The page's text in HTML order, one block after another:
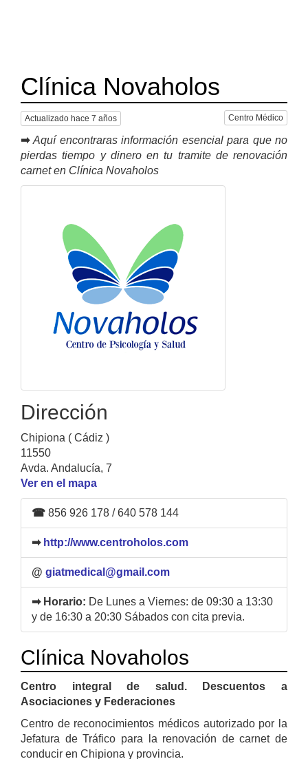
Clínica Novaholos
Actualizado hace 7 años Centro Médico
➡ Aquí encontraras información esencial para que no
pierdas tiempo y dinero en tu tramite de renovación
carnet en Clínica Novaholos
Dirección
Chipiona ( Cádiz )
11550
Avda. Andalucía, 7
Ver en el mapa
☎ 856 926 178 / 640 578 144
➡ http://www.centroholos.com
@ giatmedical@gmail.com
➡ Horario: De Lunes a Viernes: de 09:30 a 13:30
y de 16:30 a 20:30 Sábados con cita previa.
Clínica Novaholos
Centro integral de salud. Descuentos a
Asociaciones y Federaciones
Centro de reconocimientos médicos autorizado por la
Jefatura de Tráfico para la renovación de carnet de
conducir en Chipiona y provincia.